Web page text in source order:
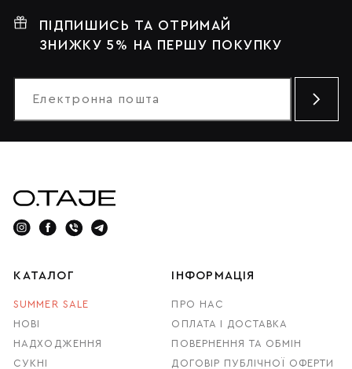
ПІДПИШИСЬ ТА ОТРИМАЙ
ЗНИЖКУ 5% НА ПЕРШУ ПОКУПКУ
КАТАЛОГ
SUMMER SALE
НОВІ
НАДХОДЖЕННЯ
СУКНІ
ІНФОРМАЦІЯ
ПРО НАС
ОПЛАТА І ДОСТАВКА
ПОВЕРНЕННЯ ТА ОБМІН
ДОГОВІР ПУБЛІЧНОЇ ОФЕРТИ